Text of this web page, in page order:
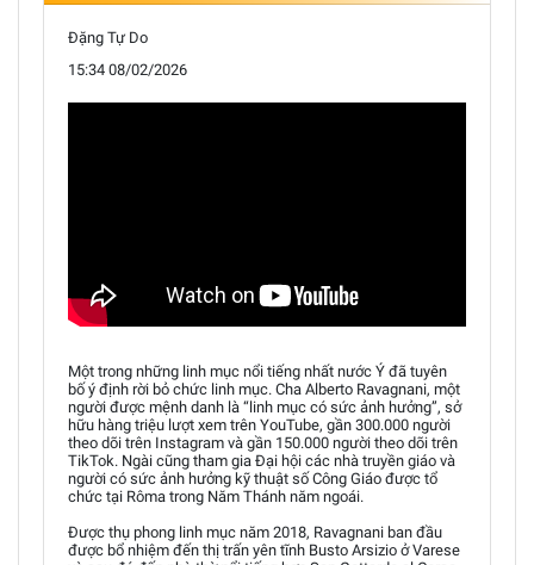
Đặng Tự Do
15:34 08/02/2026
Một trong những linh mục nổi tiếng nhất nước Ý đã tuyên
bố ý định rời bỏ chức linh mục. Cha Alberto Ravagnani, một
người được mệnh danh là “linh mục có sức ảnh hưởng”, sở
hữu hàng triệu lượt xem trên YouTube, gần 300.000 người
theo dõi trên Instagram và gần 150.000 người theo dõi trên
TikTok. Ngài cũng tham gia Đại hội các nhà truyền giáo và
người có sức ảnh hưởng kỹ thuật số Công Giáo được tổ
chức tại Rôma trong Năm Thánh năm ngoái.
Được thụ phong linh mục năm 2018, Ravagnani ban đầu
được bổ nhiệm đến thị trấn yên tĩnh Busto Arsizio ở Varese